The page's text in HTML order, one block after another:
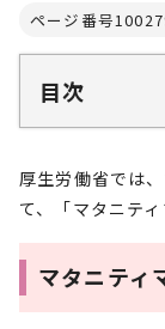
ページ番号
目次
厚生労働省では
て、「マタニテ
マタニティ